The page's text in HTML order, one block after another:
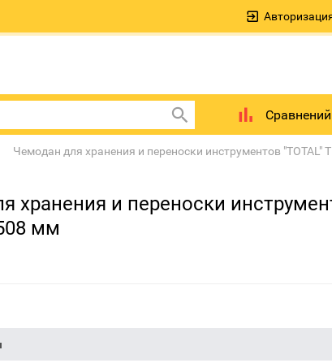
Чемодан для хранения и переноски инструментов "TOTAL"
хранения и переноски
мм